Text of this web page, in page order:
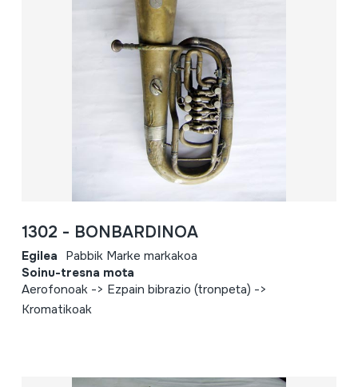
1302 - BONBARDINOA
Egilea Pabbik Marke markakoa
Soinu-tresna mota
Aerofonoak -> Ezpain bibrazio (tronpeta) ->
Kromatikoak